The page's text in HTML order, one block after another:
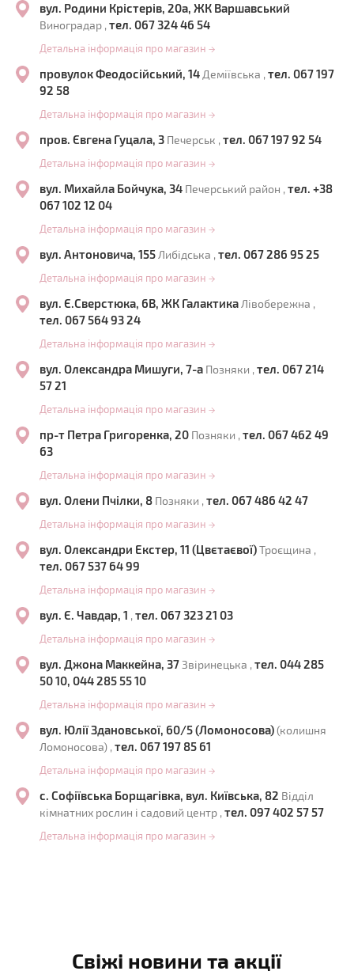
вул. Родини Крістерів, 20а, ЖК Варшавський
Виноградар , тел. 067 324 46 54
Детальна інформація про магазин →
провулок Феодосійський, 14 Деміївська , тел. 067 197
92 58
Детальна інформація про магазин →
пров. Євгена Гуцала, 3 Печерськ , тел. 067 197 92 54
Детальна інформація про магазин →
вул. Михайла Бойчука, 34 Печерський район , тел. +38
067 102 12 04
Детальна інформація про магазин →
вул. Антоновича, 155Либідська , тел. 067 286 95 25
Детальна інформація про магазин →
вул. Є.Сверстюка, 6В, ЖК ГалактикаЛівобережна ,
тел. 067 564 93 24
Детальна інформація про магазин →
вул. Олександра Мишуги, 7-а Позняки , тел. 067 214
57 21
Детальна інформація про магазин →
пр-т Петра Григоренка, 20 Позняки , тел. 067 462 49
63
Детальна інформація про магазин →
вул. Олени Пчілки, 8 Позняки , тел. 067 486 42 47
Детальна інформація про магазин →
вул. Олександри Екстер, 11 (Цвєтаєвої)Троєщина ,
тел. 067 537 64 99
Детальна інформація про магазин →
вул. Є. Чавдар, 1 , тел. 067 323 21 03
Детальна інформація про магазин →
вул. Джона Маккейна, 37 Звіринецька , тел. 044 285
50 10, 044 285 55 10
Детальна інформація про магазин →
вул. Юлії Здановської, 60/5 (Ломоносова)(колишня
Ломоносова) , тел. 067 197 85 61
Детальна інформація про магазин →
с. Софіївська Борщагівка, вул. Київська, 82 Відділ
кімнатних рослин і садовий центр , тел. 097 402 57 57
Детальна інформація про магазин →
Свіжі новини та акції